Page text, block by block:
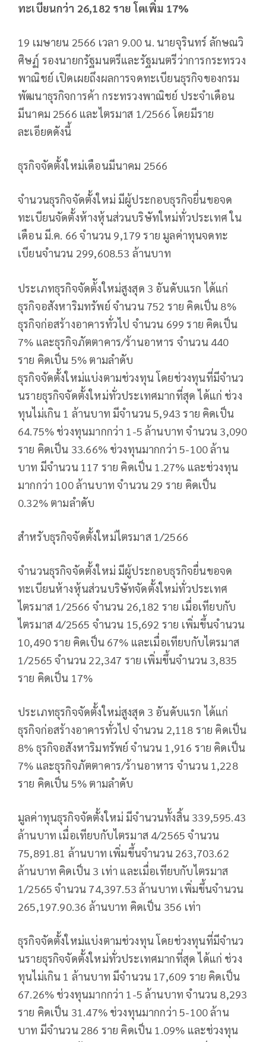
ทะเบียนกว่า 26,182 ราย โตเพิ่ม 17%
19 เมษายน 2566 เวลา 9.00 น. นายจุรินทร์ ลักษณวิ
ศิษฏ์ รองนายกรัฐมนตรีและรัฐมนตรีว่าการกระทรวง
พาณิชย์ เปิดเผยถึงผลการจดทะเบียนธุรกิจของกรม
พัฒนาธุรกิจการค้า กระทรวงพาณิชย์ ประจำเดือน
มีนาคม 2566 และไตรมาส 1/2566 โดยมีราย
ละเอียดดังนี้
ธุรกิจจัดตั้งใหม่เดือนมีนาคม 2566
จํานวนธุรกิจจัดตั้งใหม่ มีผู้ประกอบธุรกิจยื่นขอจด
ทะเบียนจัดตั้งห้างหุ้นส่วนบริษัทใหม่ทั่วประเทศ ใน
เดือน มี.ค. 66 จํานวน 9,179 ราย มูลค่าทุนจดทะ
เบียนจํานวน 299,608.53 ล้านบาท
ประเภทธุรกิจจัดต้ังใหม่สูงสุด 3 อันดับแรก ได้แก่
ธุรกิจอสังหาริมทรัพย์ จํานวน 752 ราย คิดเป็น 8%
ธุรกิจก่อสร้างอาคารทั่วไป จํานวน 699 ราย คิดเป็น
7% และธุรกิจภัตตาคาร/ร้านอาหาร จํานวน 440
ราย คิดเป็น 5% ตามลําดับ
ธุรกิจจัดตั้งใหม่แบ่งตามช่วงทุน โดยช่วงทุนที่มีจํานว
นรายธุรกิจจัดตั้งใหม่ทั่วประเทศมากที่สุด ได้แก่ ช่วง
ทุนไม่เกิน 1 ล้านบาท มีจํานวน 5,943 ราย คิดเป็น
64.75% ช่วงทุนมากกว่า 1-5 ล้านบาท จํานวน 3,090
ราย คิดเป็น 33.66% ช่วงทุนมากกว่า 5-100 ล้าน
บาท มีจํานวน 117 ราย คิดเป็น 1.27% และช่วงทุน
มากกว่า 100 ล้านบาท จํานวน 29 ราย คิดเป็น
0.32% ตามลําดับ
สำหรับธุรกิจจัดตั้งใหม่ไตรมาส 1/2566
จํานวนธุรกิจจัดตั้งใหม่ มีผู้ประกอบธุรกิจยื่นขอจด
ทะเบียนห้างหุ้นส่วนบริษัทจัดตั้งใหม่ทั่วประเทศ
ไตรมาส 1/2566 จํานวน 26,182 ราย เมื่อเทียบกับ
ไตรมาส 4/2565 จํานวน 15,692 ราย เพิ่มขึ้นจํานวน
10,490 ราย คิดเป็น 67% และเมื่อเทียบกับไตรมาส
1/2565 จํานวน 22,347 ราย เพิ่มขึ้นจํานวน 3,835
ราย คิดเป็น 17%
ประเภทธุรกิจจัดตั้งใหม่สูงสุด 3 อันดับแรก ได้แก่
ธุรกิจก่อสร้างอาคารทั่วไป จํานวน 2,118 ราย คิดเป็น
8% ธุรกิจอสังหาริมทรัพย์ จํานวน 1,916 ราย คิดเป็น
7% และธุรกิจภัตตาคาร/ร้านอาหาร จํานวน 1,228
ราย คิดเป็น 5% ตามลําดับ
มูลค่าทุนธุรกิจจัดตั้งใหม่ มีจํานวนทั้งสิ้น 339,595.43
ล้านบาท เมื่อเทียบกับไตรมาส 4/2565 จํานวน
75,891.81 ล้านบาท เพิ่มขึ้นจํานวน 263,703.62
ล้านบาท คิดเป็น 3 เท่า และเมื่อเทียบกับไตรมาส
1/2565 จํานวน 74,397.53 ล้านบาท เพิ่มขึ้นจํานวน
265,197.90.36 ล้านบาท คิดเป็น 356 เท่า
ธุรกิจจัดตั้งใหม่แบ่งตามช่วงทุน โดยช่วงทุนที่มีจํานว
นรายธุรกิจจัดตั้งใหม่ทั่วประเทศมากที่สุด ได้แก่ ช่วง
ทุนไม่เกิน 1 ล้านบาท มีจํานวน 17,609 ราย คิดเป็น
67.26% ช่วงทุนมากกว่า 1-5 ล้านบาท จํานวน 8,293
ราย คิดเป็น 31.47% ช่วงทุนมากกว่า 5-100 ล้าน
บาท มีจํานวน 286 ราย คิดเป็น 1.09% และช่วงทุน